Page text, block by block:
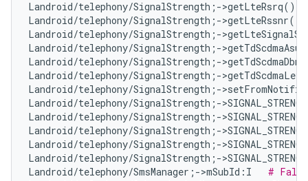
Landroid/telephony/SignalStrength;-
Landroid/telephony/SignalStrength;-
Landroid/telephony/SignalStrength;-
Landroid/telephony/SignalStrength;-
Landroid/telephony/SignalStrength;-
Landroid/telephony/SignalStrength;-
Landroid/telephony/SignalStrength;-
Landroid/telephony/SignalStrength;-
Landroid/telephony/SignalStrength;-
Landroid/telephony/SignalStrength;-
Landroid/telephony/SignalStrength;-
Landroid/telephony/SignalStrength;-
Landroid/telephony/SmsManager;->mSubId:I #